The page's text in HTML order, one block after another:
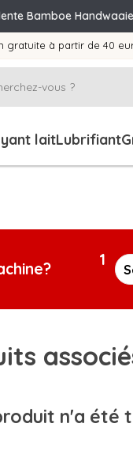
Bamboe
gratuite à partir de 40
laitLubrifiant
1
n'a été